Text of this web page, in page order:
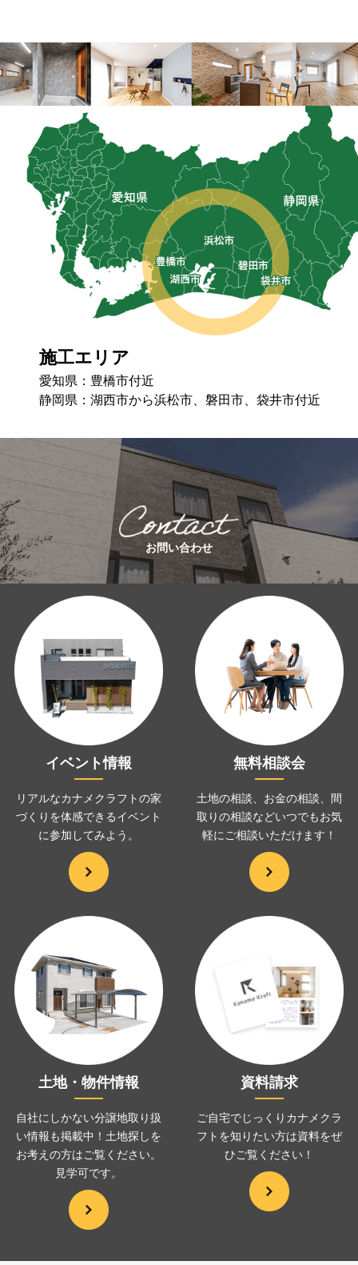
施工エリア
愛知県：豊橋市付近
静岡県：湖⻄市から浜松市、磐⽥市、袋井市付近
お問い合わせ
イベント情報
リアルなカナメクラフトの家
づくりを体感できるイベント
に参加してみよう。
無料相談会
土地の相談、お金の相談、
間
取りの相談などいつでもお気
軽にご相談いただけます！
土地・物件情報
自社にしかない分譲地取り扱
い情報も掲載中！土地探しを
お考えの方はご覧ください。
見学可です。
資料請求
ご自宅でじっくりカナメクラ
フトを知りたい方は資料をぜ
ひご覧ください！